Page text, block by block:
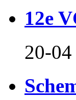
12e
20-04